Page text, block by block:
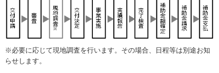
※必要に応じて現地調査を行います。その場合、日程等は別途お知
らせします。